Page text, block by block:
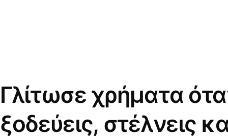
Γλίτωσε χρήματα
ξοδεύεις, στέλνεις